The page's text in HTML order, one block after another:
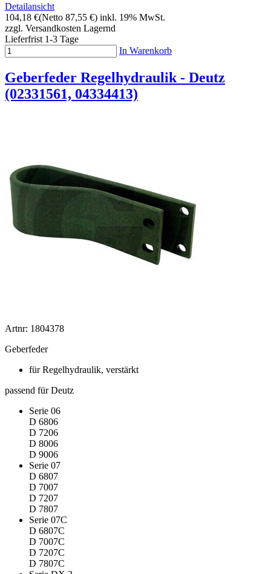
Detailansicht
104,18 €(Netto 87,55 €) inkl. 19% MwSt.
zzgl. Versandkosten Lagernd
Lieferfrist 1-3 Tage
In Warenkorb
Geberfeder Regelhydraulik - Deutz
(02331561, 04334413)
Artnr: 1804378
Geberfeder
für Regelhydraulik, verstärkt
passend für Deutz
Serie 06
D 6806
D 7206
D 8006
D 9006
Serie 07
D 6807
D 7007
D 7207
D 7807
Serie 07C
D 6807C
D 7007C
D 7207C
D 7807C